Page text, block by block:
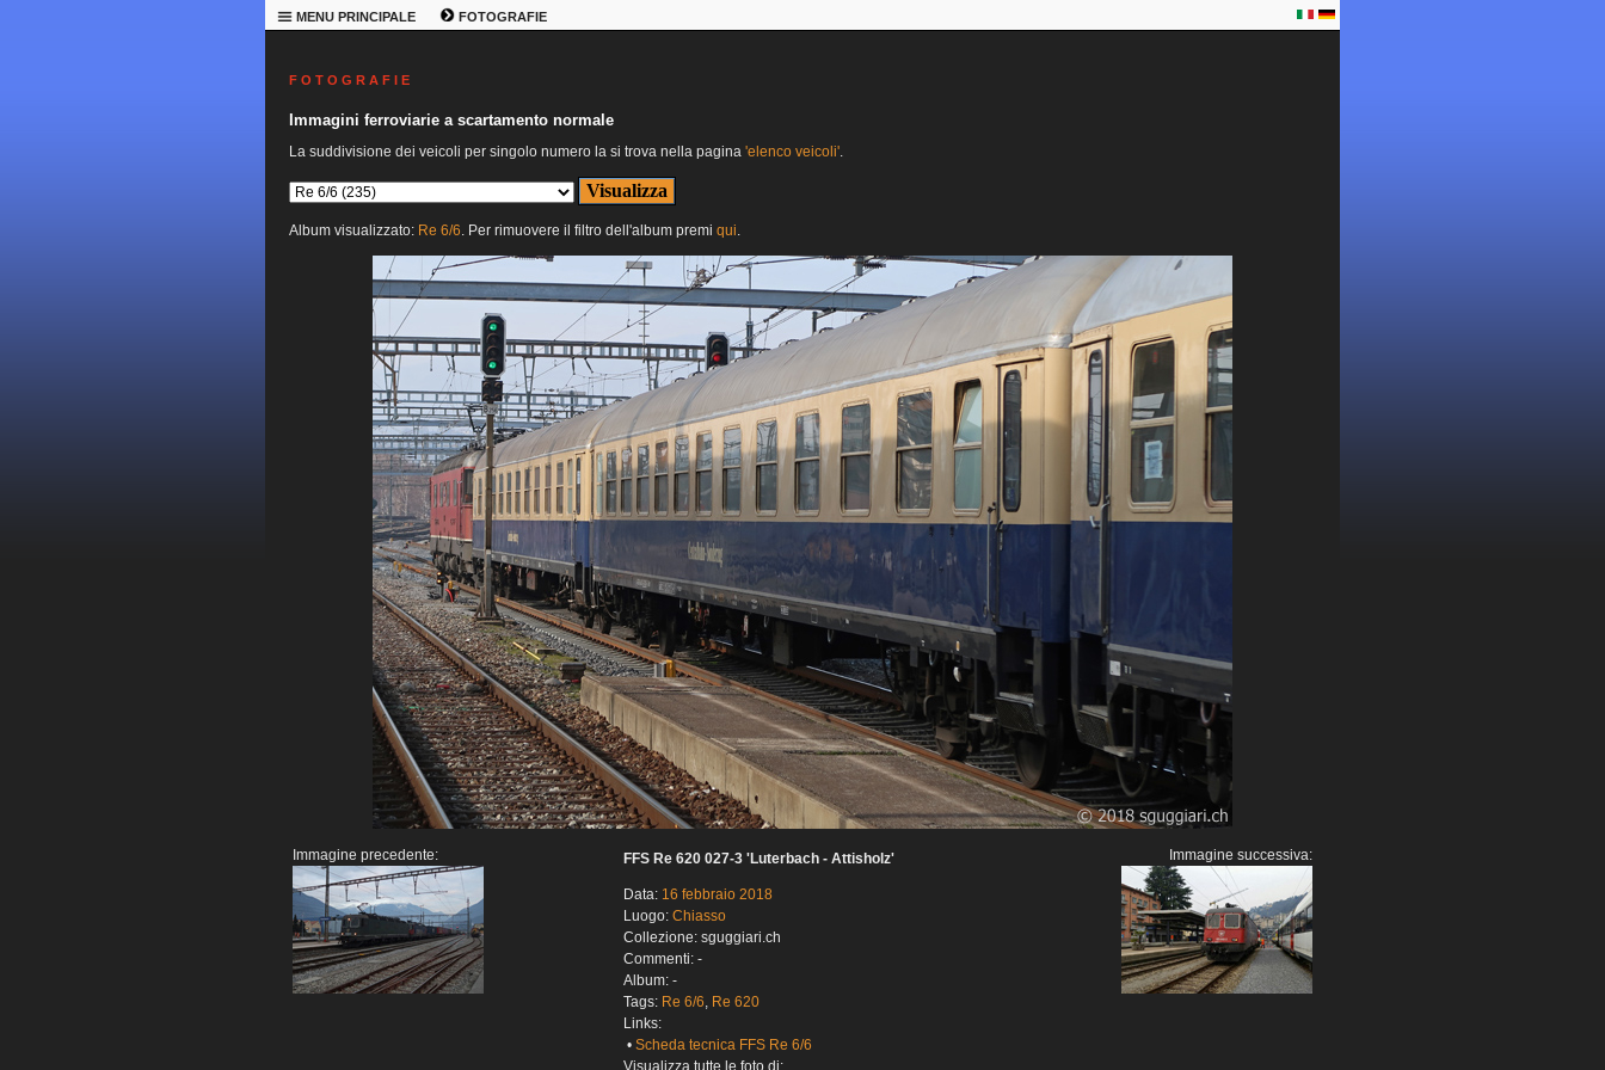
MENU PRINCIPALE FOTOGRAFIE
F O T O G R A F I E
Immagini ferroviarie a scartamento normale
La suddivisione dei veicoli per singolo numero la si trova nella pagina 'elenco veicoli'.
Album visualizzato: Re 6/6. Per rimuovere il filtro dell'album premi qui.
Immagine precedente: FFS Re 620 027-3 'Luterbach - Attisholz'
Data: 16 febbraio 2018
Luogo: Chiasso
Collezione: sguggiari.ch
Commenti: -
Album: -
Tags: Re 6/6, Re 620
Links:
• Scheda tecnica FFS Re 6/6
Immagine successiva: